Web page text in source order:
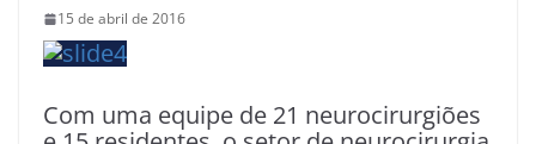
15 de abril de 2016
Com uma equipe de 21 neurocirurgiões